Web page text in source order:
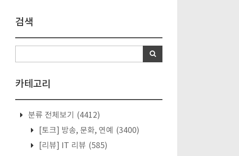
검색
카테고리
분류 전체보기
(4412)
[토크] 방송, 문화, 연예
(3400)
[리뷰] IT 리뷰 (585)